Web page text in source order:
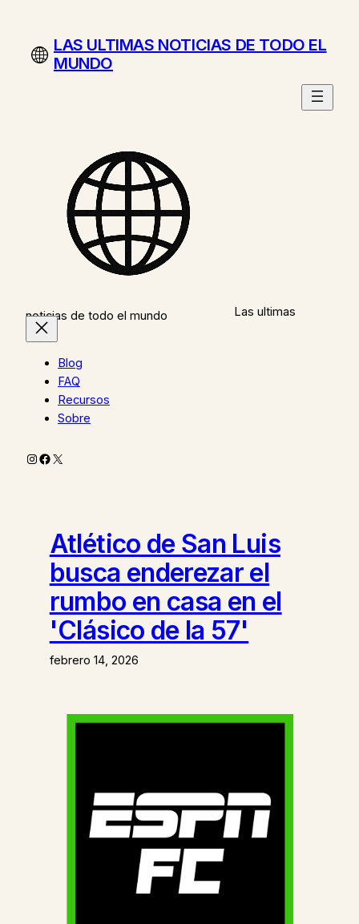
contenidoLAS ULTIMAS NOTICIAS DE TODO EL
MUNDO
Las ultimas
noticias de todo el mundo
Blog
FAQ
Recursos
Sobre
Instagram
Facebook
X
Atlético de San Luis
busca enderezar el
rumbo en casa en el
'Clásico de la 57'
febrero 14, 2026